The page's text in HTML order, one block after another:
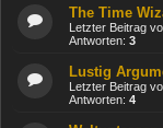
The Time
Letzter Beitrag
Antworten: 3
Lustig
Letzter Beitrag
Antworten: 4